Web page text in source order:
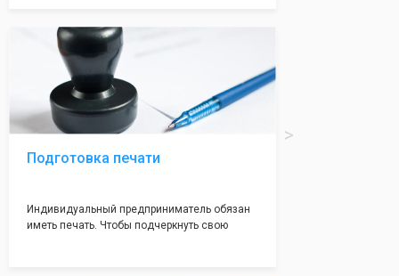
инспекции при подаче документов на
регистрацию.
Подготовка печати
Индивидуальный предприниматель обязан
иметь печать. Чтобы подчеркнуть свою